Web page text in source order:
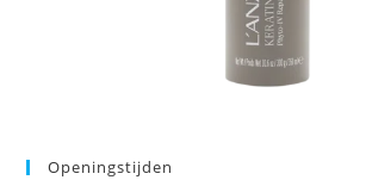
Openingstijden